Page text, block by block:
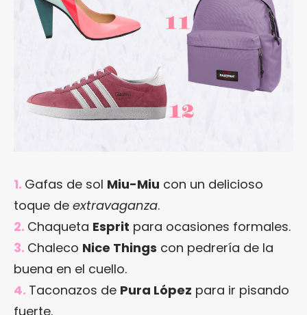
1. Gafas de sol Miu-Miu con un delicioso
toque de extravaganza.
2. Chaqueta Esprit para ocasiones formales.
3. Chaleco Nice Things con pedrería de la
buena en el cuello.
4. Taconazos de Pura López para ir pisando
fuerte.